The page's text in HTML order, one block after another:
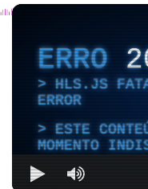
ERRO
HLS.JS
ERROR
ESTE
MOMENTO